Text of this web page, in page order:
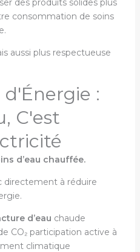
des produits solides plus
consommation de soins
aussi plus respectueuse
:
C'est
d’eau chauffée.
directement à réduire
d’eau chaude
CO₂ participation active à
climatique